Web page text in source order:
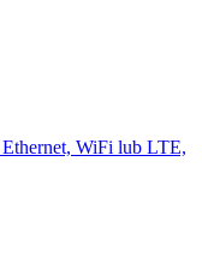
WiFi lub LTE,